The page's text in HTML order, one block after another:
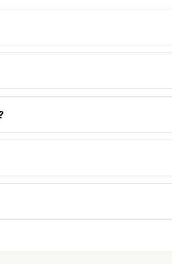
en extérieur, sur papier ou support
(vitrine, panneau). Précisez l'usage
à partir de vos éléments, BAT validé
formats.